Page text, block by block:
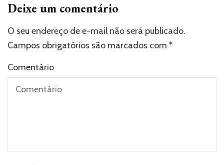
Deixe um comentário
O seu endereço de e-mail não será publicado.
Campos obrigatórios são marcados com *
Comentário